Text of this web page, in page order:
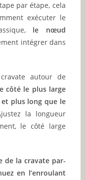
par étape, cela
exécuter le
le nœud
intégrer dans
autour de
côté le plus large
plus long que le
la longueur
le côté large
de la cravate par-
en l’enroulant